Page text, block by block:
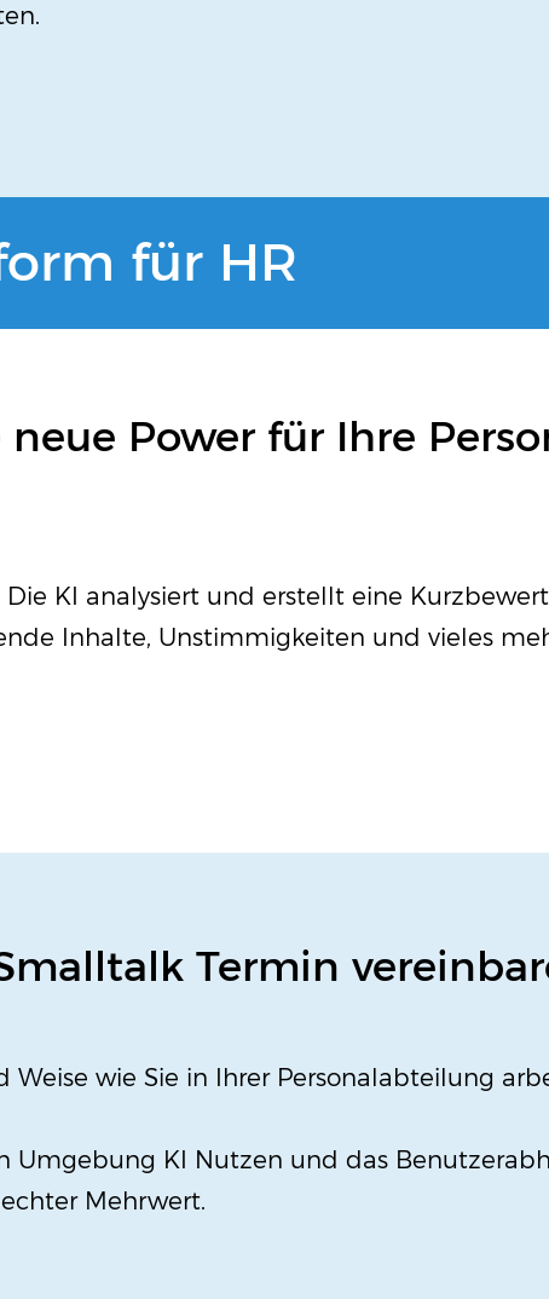
für HR
Power für Ihre
KI analysiert und erstellt eine
Inhalte, Unstimmigkeiten und vieles
Termin
Weise wie Sie in Ihrer Personalabteilung
Umgebung KI Nutzen und das
Mehrwert.